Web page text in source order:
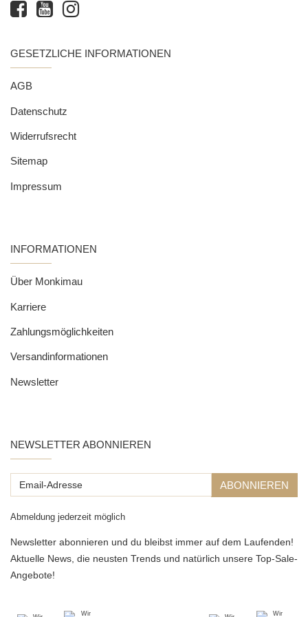
GESETZLICHE INFORMATIONEN
AGB
Datenschutz
Widerrufsrecht
Sitemap
Impressum
INFORMATIONEN
Über Monkimau
Karriere
Zahlungsmöglichkeiten
Versandinformationen
Newsletter
NEWSLETTER ABONNIEREN
Email-
ABONNIEREN
Abmeldung jederzeit möglich
Newsletter abonnieren und du bleibst immer auf dem Laufenden!
Aktuelle News, die neusten Trends und natürlich unsere Top-Sale-
Angebote!